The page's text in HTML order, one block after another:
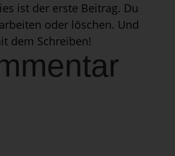
ist der erste Beitrag. Du
oder löschen. Und
dem Schreiben!